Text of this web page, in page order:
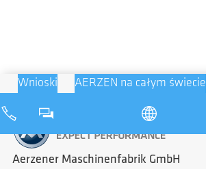
Wnioski AERZEN na całym świecie
Aerzener Maschinenfabrik GmbH